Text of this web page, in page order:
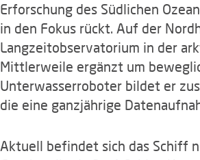
Erforschung des Südlichen
in den Fokus rückt. Auf der
Langzeitobservatorium in der
Mittlerweile ergänzt um
Unterwasserroboter bildet er
die eine ganzjährige
Aktuell befindet sich das Schiff